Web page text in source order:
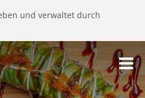
und verwaltet durch